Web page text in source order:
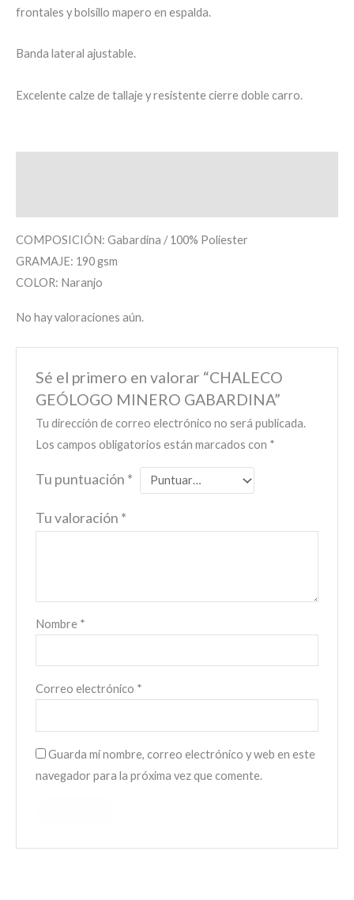
frontales y bolsillo mapero en espalda.
Banda lateral ajustable.
Excelente calze de tallaje y resistente cierre doble carro.
COMPOSICIÓN: Gabardina / 100% Poliester
GRAMAJE: 190 gsm
COLOR: Naranjo
No hay valoraciones aún.
Sé el primero en valorar “CHALECO
GEÓLOGO MINERO GABARDINA”
Tu dirección de correo electrónico no será publicada.
Los campos obligatorios están marcados con *
Tu puntuación *
Tu valoración *
Nombre *
Correo electrónico *
Guarda mi nombre, correo electrónico y web en este
navegador para la próxima vez que comente.